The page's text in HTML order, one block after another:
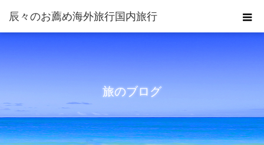
旅のブログ